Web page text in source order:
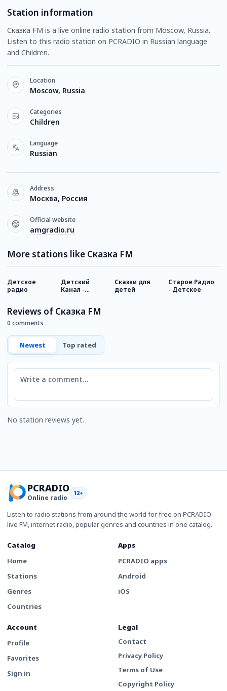
Station information
Сказка FM is a live online radio station from Moscow, Russia.
Listen to this radio station on PCRADIO in Russian language
and Children.
Location
Moscow, Russia
Categories
Children
Language
Russian
Address
Москва, Россия
Official website
amgradio.ru
More stations like Сказка FM
Детское
радио
Детский
Канал -
Сказки для
детей
Старое Радио
- Детское
Reviews of Сказка FM
0 comments
Newest Top rated
Comment
No station reviews yet.
PCRADIO
Online radio
12+
Listen to radio stations from around the world for free on PCRADIO:
live FM, internet radio, popular genres and countries in one catalog.
Catalog
Home
Stations
Genres
Countries
Apps
PCRADIO apps
Android
iOS
Account
Profile
Favorites
Sign in
Legal
Contact
Privacy Policy
Terms of Use
Copyright Policy